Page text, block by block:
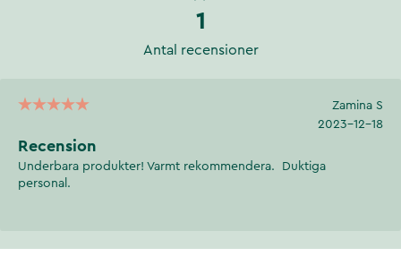
1
Antal recensioner
Zamina S
2023-12-18
Recension
Underbara produkter! Varmt rekommendera. Duktiga
personal.